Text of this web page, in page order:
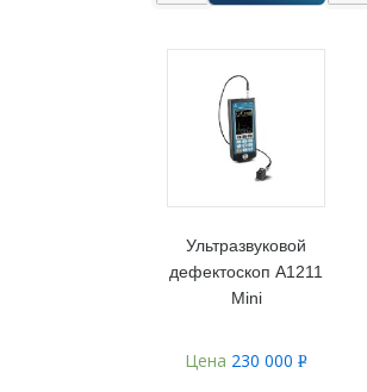
Ультразвуковой
дефектоскоп А1211
Mini
Цена 230 000Р